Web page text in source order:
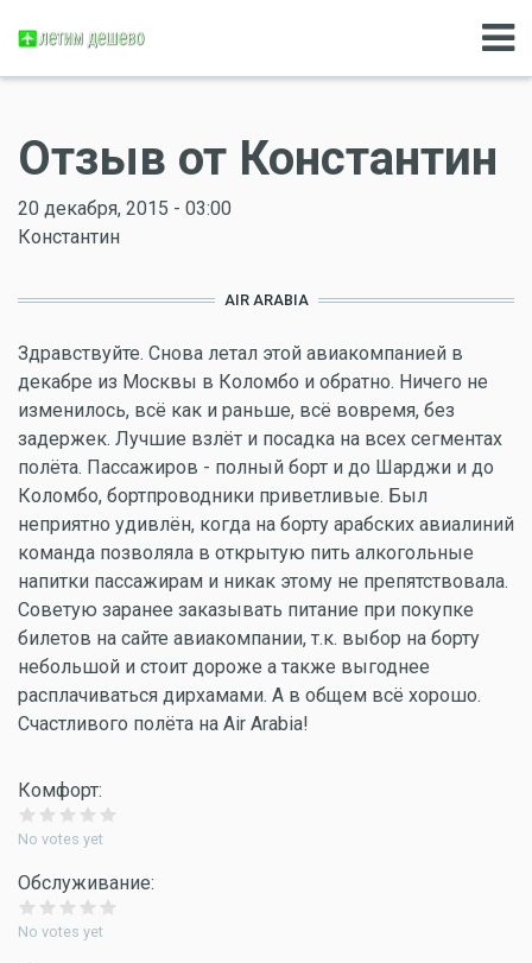
Отзыв от Константин
20 декабря, 2015 - 03:00
Константин
AIR ARABIA
Здравствуйте. Снова летал этой авиакомпанией в
декабре из Москвы в Коломбо и обратно. Ничего не
изменилось, всё как и раньше, всё вовремя, без
задержек. Лучшие взлёт и посадка на всех сегментах
полёта. Пассажиров - полный борт и до Шарджи и до
Коломбо, бортпроводники приветливые. Был
неприятно удивлён, когда на борту арабских авиалиний
команда позволяла в открытую пить алкогольные
напитки пассажирам и никак этому не препятствовала.
Советую заранее заказывать питание при покупке
билетов на сайте авиакомпании, т.к. выбор на борту
небольшой и стоит дороже а также выгоднее
расплачиваться дирхамами. А в общем всё хорошо.
Счастливого полёта на Air Arabia!
Комфорт:
No votes yet
Обслуживание:
No votes yet